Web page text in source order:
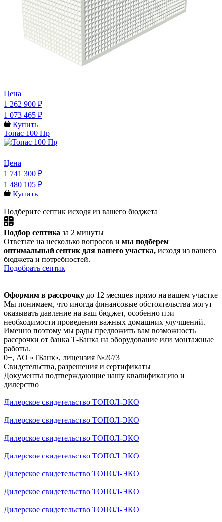
Цена
1 262 900 ₽
1 073 465 ₽
Купить
Топас 100 Пр
Цена
1 741 300 ₽
1 480 105 ₽
Купить
Подберите септик исходя из вашего бюджета
Подбор септика за 2 минуты
Ответьте на несколько вопросов и мы подберем
оптимальный септик для вашего участка, исходя из вашего
бюджета и потребностей.
Подобрать септик
Оформим в рассрочку до 12 месяцев прямо на вашем участке
Мы понимаем, что иногда финансовые обстоятельства могут
оказывать давление на ваш бюджет, особенно при
необходимости проведения важных домашних улучшений.
Именно поэтому мы рады предложить вам возможность
рассрочки от банка Т-Банка на оборудование или монтажные
работы.
0+, АО «ТБанк», лицензия №2673
Свидетельства, разрешения и сертификаты
Документы подтверждающие нашу квалификацию и
дилерство
Дилерское свидетельство ТОПОЛ-ЭКО
Дилерское свидетельство ТОПОЛ-ЭКО
Дилерское свидетельство ТОПОЛ-ЭКО
Дилерское свидетельство ТОПОЛ-ЭКО
Дилерское свидетельство ТОПОЛ-ЭКО
Дилерское свидетельство ТОПОЛ-ЭКО
Дилерское свидетельство ТОПОЛ-ЭКО